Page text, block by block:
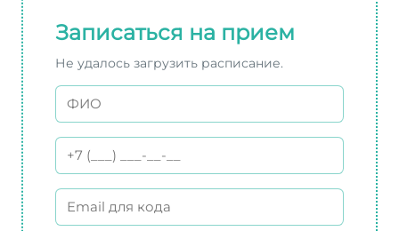
Записаться на прием
Не удалось загрузить расписание.